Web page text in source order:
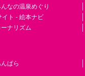
なの温泉めぐり
ト - 絵本ナビ
ナリズム
ぱら